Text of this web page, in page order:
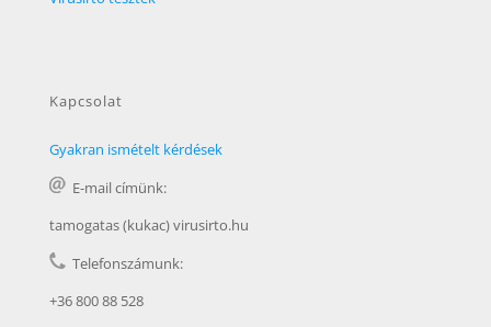
Kapcsolat
Gyakran ismételt kérdések
E-mail címünk:
tamogatas (kukac) virusirto.hu
Telefonszámunk:
+36 800 88 528